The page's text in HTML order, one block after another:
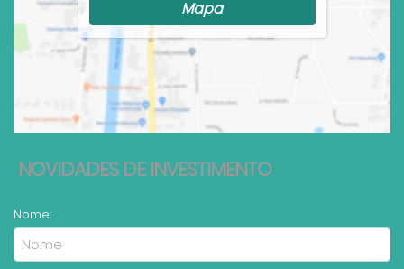
Mapa
NOVIDADES DE INVESTIMENTO
Nome: